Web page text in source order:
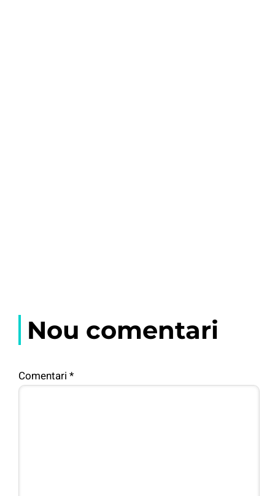
Nou comentari
Comentari *